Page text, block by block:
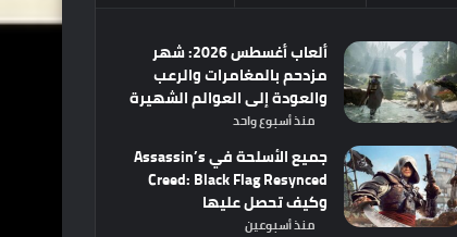
ألعاب أغسطس 2026: شهر
مزدحم بالمغامرات والرعب
والعودة إلى العوالم الشهيرة
منذ أسبوع واحد
جميع الأسلحة في Assassin’s
Creed: Black Flag Resynced
وكيف تحصل عليها
منذ أسبوعين